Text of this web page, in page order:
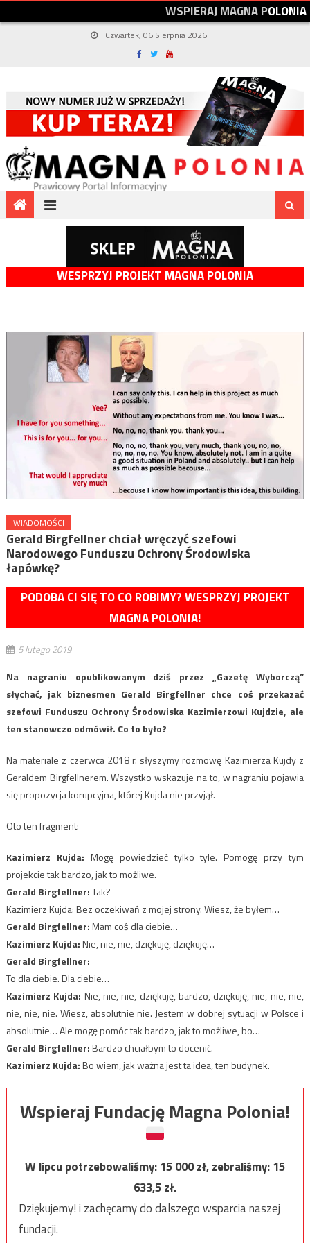
WSPIERAJMAGNAPOLONIA
Czwartek, 06 Sierpnia 2026
WESPRZYJ PROJEKT MAGNA POLONIA
WIADOMOŚCI
Gerald Birgfellner chciał wręczyć szefowi
Narodowego Funduszu Ochrony Środowiska
łapówkę?
PODOBA CI SIĘ TO CO ROBIMY? WESPRZYJ PROJEKT
MAGNA POLONIA!
5 lutego 2019
Na nagraniu opublikowanym dziś przez „Gazetę Wyborczą”
słychać, jak biznesmen Gerald Birgfellner chce coś przekazać
szefowi Funduszu Ochrony Środowiska Kazimierzowi Kujdzie, ale
ten stanowczo odmówił. Co to było?
Na materiale z czerwca 2018 r. słyszymy rozmowę Kazimierza Kujdy z
Geraldem Birgfellnerem. Wszystko wskazuje na to, w nagraniu pojawia
się propozycja korupcyjna, której Kujda nie przyjął.
Oto ten fragment:
Kazimierz Kujda: Mogę powiedzieć tylko tyle. Pomogę przy tym
projekcie tak bardzo, jak to możliwe.
Gerald Birgfellner:Tak?
Kazimierz Kujda: Bez oczekiwań z mojej strony. Wiesz, że byłem…
Gerald Birgfellner:Mam coś dla ciebie…
Kazimierz Kujda:Nie, nie, nie, dziękuję, dziękuję…
Gerald Birgfellner:
To dla ciebie. Dla ciebie…
Kazimierz Kujda: Nie, nie, nie, dziękuję, bardzo, dziękuję, nie, nie, nie,
nie, nie, nie. Wiesz, absolutnie nie. Jestem w dobrej sytuacji w Polsce i
absolutnie… Ale mogę pomóc tak bardzo, jak to możliwe, bo…
Gerald Birgfellner:Bardzo chciałbym to docenić.
Kazimierz Kujda:Bo wiem, jak ważna jest ta idea, ten budynek.
Wspieraj Fundację Magna Polonia!
W lipcu potrzebowaliśmy:15 000zł, zebraliśmy:15
633,5zł.
Dziękujemy! i zachęcamy do dalszego wsparcia naszej
fundacji.